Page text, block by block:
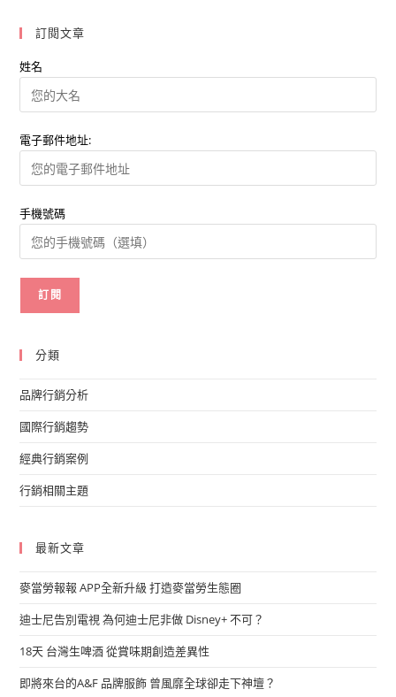
樂
訂閱文章
姓名
電子郵件地址:
手機號碼
分類
品牌行銷分析
國際行銷趨勢
經典行銷案例
行銷相關主題
最新文章
麥當勞報報 APP全新升級 打造麥當勞生態圈
迪士尼告別電視 為何迪士尼非做 Disney+ 不可？
18天 台灣生啤酒 從賞味期創造差異性
即將來台的A&F 品牌服飾 曾風靡全球卻走下神壇？